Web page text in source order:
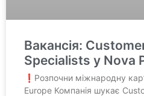
Вакансія:
Specialists у Nova
❗️Розпочни міжнародну
Europe Компанія шукає